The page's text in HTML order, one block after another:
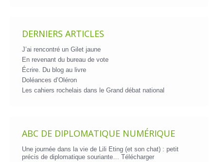
DERNIERS ARTICLES
J’ai rencontré un Gilet jaune
En revenant du bureau de vote
Écrire. Du blog au livre
Doléances d’Oléron
Les cahiers rochelais dans le Grand débat national
ABC DE DIPLOMATIQUE NUMÉRIQUE
Une journée dans la vie de Lili Eting (et son chat) : petit
précis de diplomatique souriante… Télécharger